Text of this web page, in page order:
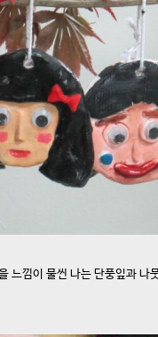
느낌이 물씬 나는 단풍잎과 나